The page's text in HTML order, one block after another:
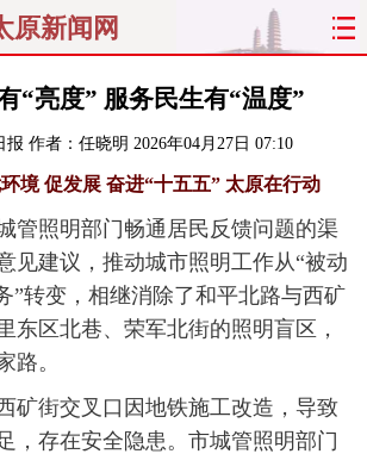
原新闻网
聚焦 太原 山西
关注 文明 出行
理财 政务 教育
晋月读 最太原 网罗民生
“亮度” 服务民生有“温度”
报 作者：任晓明 2026年04月27日 07:10
境 促发展 奋进“十五五” 太原在行动
照明部门畅通居民反馈问题的渠
见建议，推动城市照明工作从“被动
”转变，相继消除了和平北路与西矿
东区北巷、荣军北街的照明盲区，
路。
街交叉口因地铁施工改造，导致
，存在安全隐患。市城管照明部门